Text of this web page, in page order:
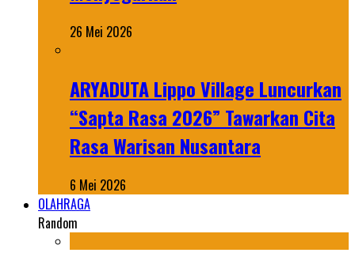
26 Mei 2026
ARYADUTA Lippo Village Luncurkan
“Sapta Rasa 2026” Tawarkan Cita
Rasa Warisan Nusantara
6 Mei 2026
OLAHRAGA
Random